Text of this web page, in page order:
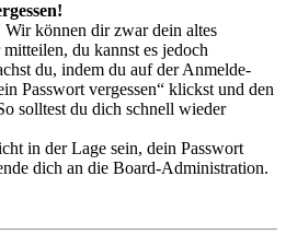
können dir zwar dein altes
du kannst es jedoch
du, indem du auf der Anmelde-
Passwort vergessen“ klickst und den
solltest du dich schnell wieder
in der Lage sein, dein Passwort
dich an die Board-Administration.